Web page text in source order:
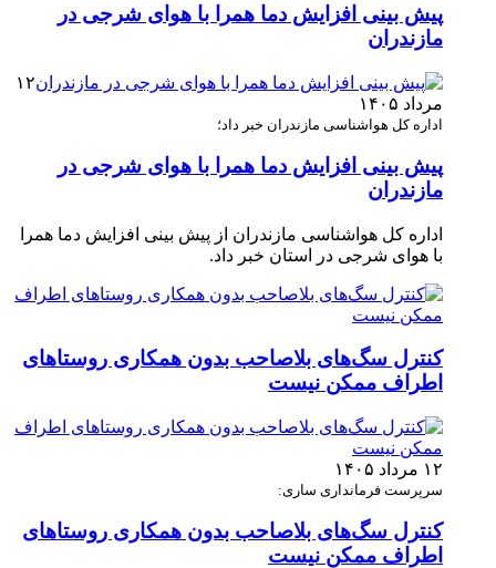
پیش بینی افزایش دما همرا با هوای شرجی در
مازندران
۱۲
مرداد ۱۴۰۵
اداره کل هواشناسی مازندران خبر داد؛
پیش بینی افزایش دما همرا با هوای شرجی در
مازندران
اداره کل هواشناسی مازندران از پیش بینی افزایش دما همرا
با هوای شرجی در استان خبر داد.
کنترل سگ‌های بلاصاحب بدون همکاری روستاهای
اطراف ممکن نیست
۱۲ مرداد ۱۴۰۵
سرپرست فرمانداری ساری:
کنترل سگ‌های بلاصاحب بدون همکاری روستاهای
اطراف ممکن نیست